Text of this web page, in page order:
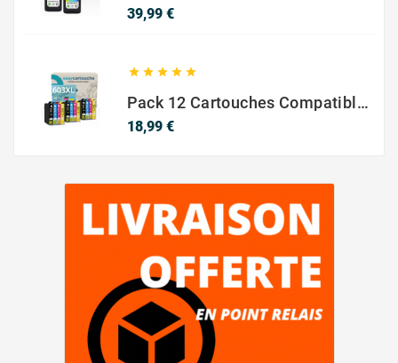
39,99 €Prix
    
Pack 12 Cartouches Compatible EPSON 603XL
18,99 €Prix